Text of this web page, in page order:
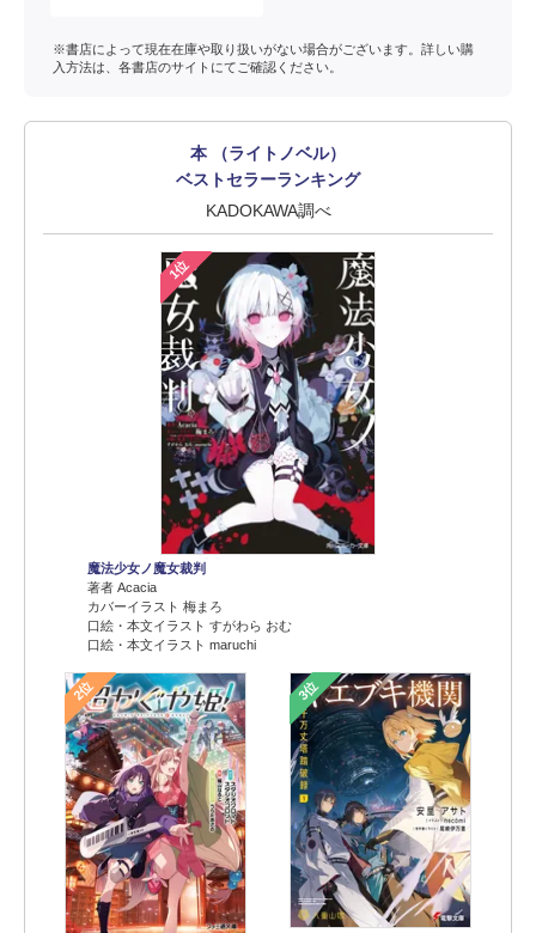
※書店によって現在在庫や取り扱いがない場合がございます。詳しい購
入方法は、各書店のサイトにてご確認ください。
本 （ライトノベル）
ベストセラーランキング
KADOKAWA調べ
1位
魔法少女ノ魔女裁判
著者 Acacia
カバーイラスト 梅まろ
口絵・本文イラスト すがわら おむ
口絵・本文イラスト maruchi
2位 3位